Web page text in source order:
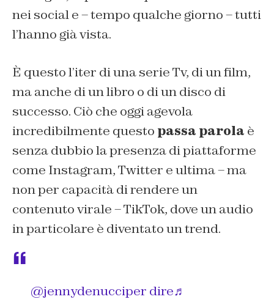
nei social e – tempo qualche giorno – tutti
l’hanno già vista.
È questo l’iter di una serie Tv, di un film,
ma anche di un libro o di un disco di
successo. Ciò che oggi agevola
incredibilmente questo passa parola è
senza dubbio la presenza di piattaforme
come Instagram, Twitter e ultima – ma
non per capacità di rendere un
contenuto virale – TikTok, dove un audio
in particolare è diventato un trend.
@jennydenucciper dire♬